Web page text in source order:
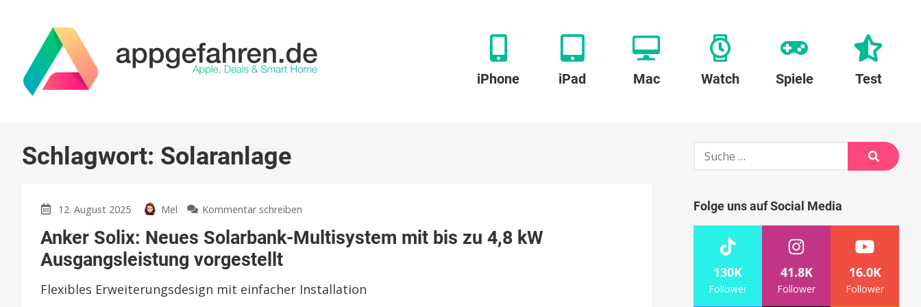
iPhone iPad Mac Watch Spiele Test
Schlagwort: Solaranlage
12. August 2025 Mel Kommentar schreiben
Solix:
Multisystem
mit
Anker Solix: Neues Solarbank-Multisystem mit bis zu 4,8 kW
Ausgangsleistung vorgestellt
Flexibles Erweiterungsdesign mit einfacher Installation
Suche
Suche
Folge uns auf Social Media
130K
Follower
41.8K
Follower
16.0K
Follower